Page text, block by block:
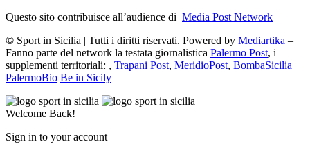
Questo sito contribuisce all’audience di Media Post Network
© Sport in Sicilia | Tutti i diritti riservati. Powered by Mediartika –
Fanno parte del network la testata giornalistica Palermo Post, i
supplementi territoriali: , Trapani Post, MeridioPost, BombaSicilia
PalermoBio Be in Sicily
Welcome Back!
Sign in to your account